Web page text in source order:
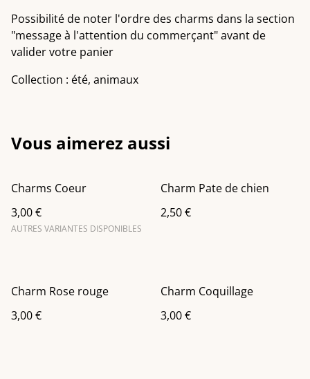
Possibilité de noter l'ordre des charms dans la section
"message à l'attention du commerçant" avant de
valider votre panier
Collection : été, animaux
Vous aimerez aussi
Charms Coeur
3,00 €
AUTRES VARIANTES DISPONIBLES
Charm Pate de chien
2,50 €
Charm Rose rouge
3,00 €
Charm Coquillage
3,00 €